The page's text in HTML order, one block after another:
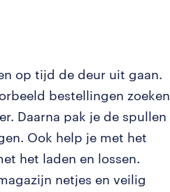
op tijd de deur uit gaan.
bestellingen zoeken
Daarna pak je de spullen
Ook help je met het
het laden en lossen.
netjes en veilig